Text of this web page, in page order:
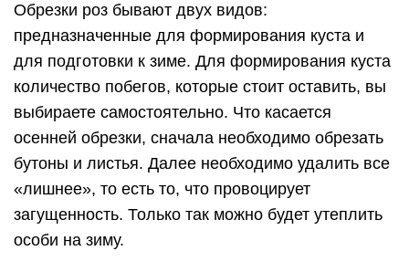
Обрезки роз бывают двух видов:
предназначенные для формирования куста и
для подготовки к зиме. Для формирования куста
количество побегов, которые стоит оставить, вы
выбираете самостоятельно. Что касается
осенней обрезки, сначала необходимо обрезать
бутоны и листья. Далее необходимо удалить все
«лишнее», то есть то, что провоцирует
загущенность. Только так можно будет утеплить
особи на зиму.